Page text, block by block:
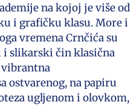
na kojoj je više od
i grafičku klasu. More i
vremena Crnčića su
slikarski čin klasična
ostvarenog, na papiru
ugljenom i olovkom,